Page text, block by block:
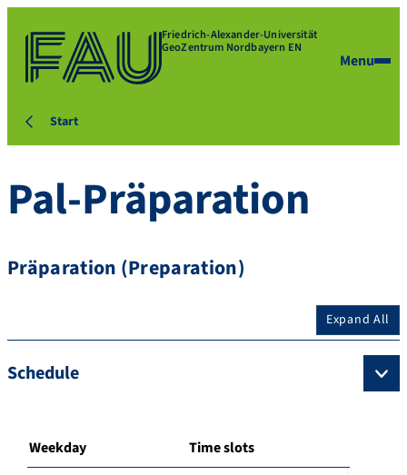
Friedrich-Alexander-Universität
GeoZentrum Nordbayern EN
Menu
Start
Pal-Präparation
Präparation (Preparation)
Expand All
Schedule
Weekday Time slots